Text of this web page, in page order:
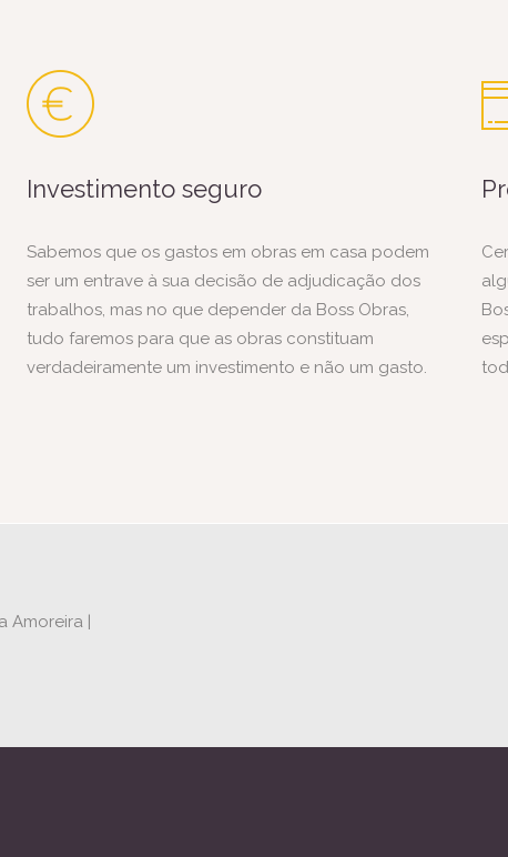
Investimento seguro
Sabemos que os gastos em obras em casa podem
ser um entrave à sua decisão de adjudicação dos
trabalhos, mas no que depender da Boss Obras,
tudo faremos para que as obras constituam
verdadeiramente um investimento e não um gasto.
Amoreira |